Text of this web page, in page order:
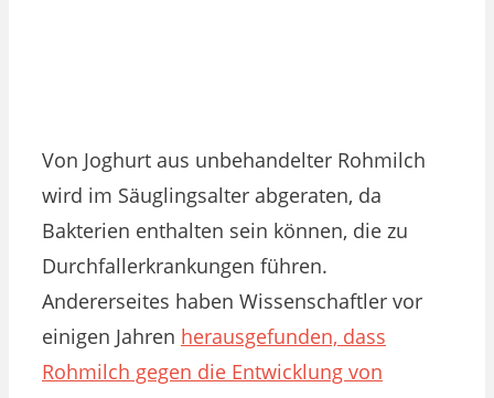
Von Joghurt aus unbehandelter Rohmilch
wird im Säuglingsalter abgeraten, da
Bakterien enthalten sein können, die zu
Durchfallerkrankungen führen.
Andererseites haben Wissenschaftler vor
einigen Jahren herausgefunden, dass
Rohmilch gegen die Entwicklung von